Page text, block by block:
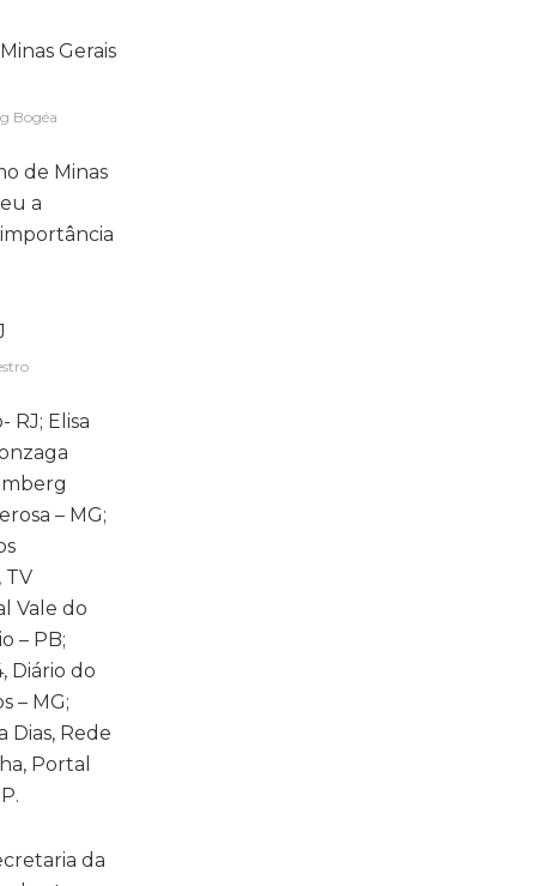
Bogéa
de Minas
a
RJ; Elisa
– MG;
TV
Vale do
– PB;
Diário do
– MG;
Dias, Rede
Portal